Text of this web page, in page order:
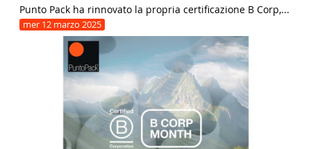
Punto Pack ha rinnovato la propria certificazione B Corp,...
mer 12 marzo 2025